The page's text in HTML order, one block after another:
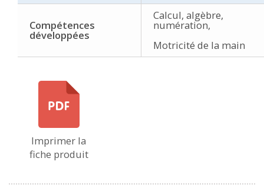
Compétences
développées
Calcul, algèbre,
numération,
Motricité de la main
Imprimer la
fiche produit